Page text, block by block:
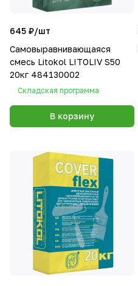
645 ₽/шт
Самовыравнивающаяся
смесь Litokol LITOLIV S50
20кг 484130002
Складская программа
В корзину